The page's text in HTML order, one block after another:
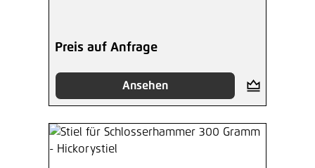
Preis auf Anfrage
Ansehen